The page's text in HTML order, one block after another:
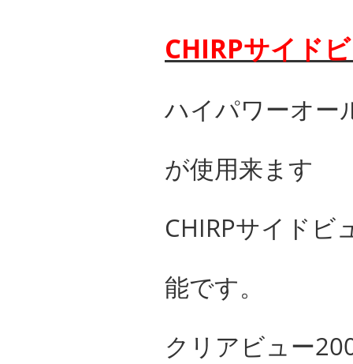
CHIRPサイド
ハイパワーオー
が使用来ます
CHIRPサイド
能です。
クリアビュー